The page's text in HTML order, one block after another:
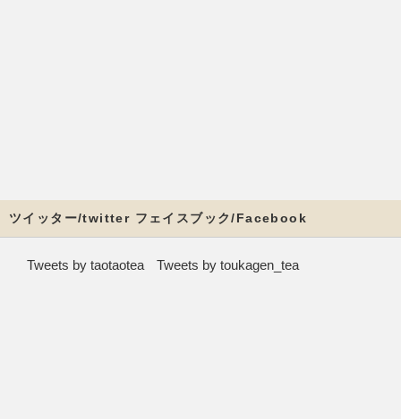
ツイッター/twitter フェイスブック/Facebook
Tweets by taotaotea Tweets by toukagen_tea